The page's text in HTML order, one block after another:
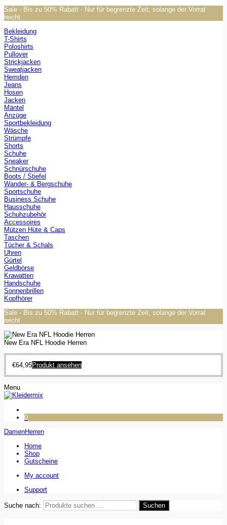
Sale - Bis zu 50% Rabatt - Nur für begrenzte Zeit, solange der Vorrat
reicht
Bekleidung
T-Shirts
Poloshirts
Pullover
Strickjacken
Sweatjacken
Hemden
Jeans
Hosen
Jacken
Mäntel
Anzüge
Sportbekleidung
Wäsche
Strümpfe
Shorts
Schuhe
Sneaker
Schnürschuhe
Boots / Stiefel
Wander- & Bergschuhe
Sportschuhe
Business Schuhe
Hausschuhe
Schuhzubehör
Accessoires
Mützen Hüte & Caps
Taschen
Tücher & Schals
Uhren
Gürtel
Geldbörse
Krawatten
Handschuhe
Sonnenbrillen
Kopfhörer
Sale - Bis zu 50% Rabatt - Nur für begrenzte Zeit, solange der Vorrat
reicht
New Era NFL Hoodie Herren
€64,95Produkt ansehen
Menu
0
DamenHerren
Home
Shop
Gutscheine
My account
Support
Suche nach: Suchen